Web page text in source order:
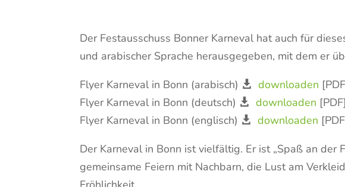
Der Festausschuss Bonner Karneval hat auch für
und arabischer Sprache herausgegeben, mit dem er
Flyer Karneval in Bonn (arabisch)
downloaden
Flyer Karneval in Bonn (deutsch)
downloaden [PDF]
Flyer Karneval in Bonn (englisch)
downloaden
Der Karneval in Bonn ist vielfältig. Er ist „Spaß an der
gemeinsame Feiern mit Nachbarn, die Lust am